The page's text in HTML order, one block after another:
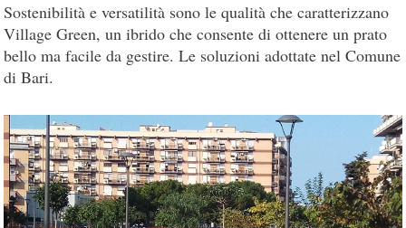
Sostenibilità e versatilità sono le qualità che caratterizzano
Village Green, un ibrido che consente di ottenere un prato
bello ma facile da gestire. Le soluzioni adottate nel Comune
di Bari.